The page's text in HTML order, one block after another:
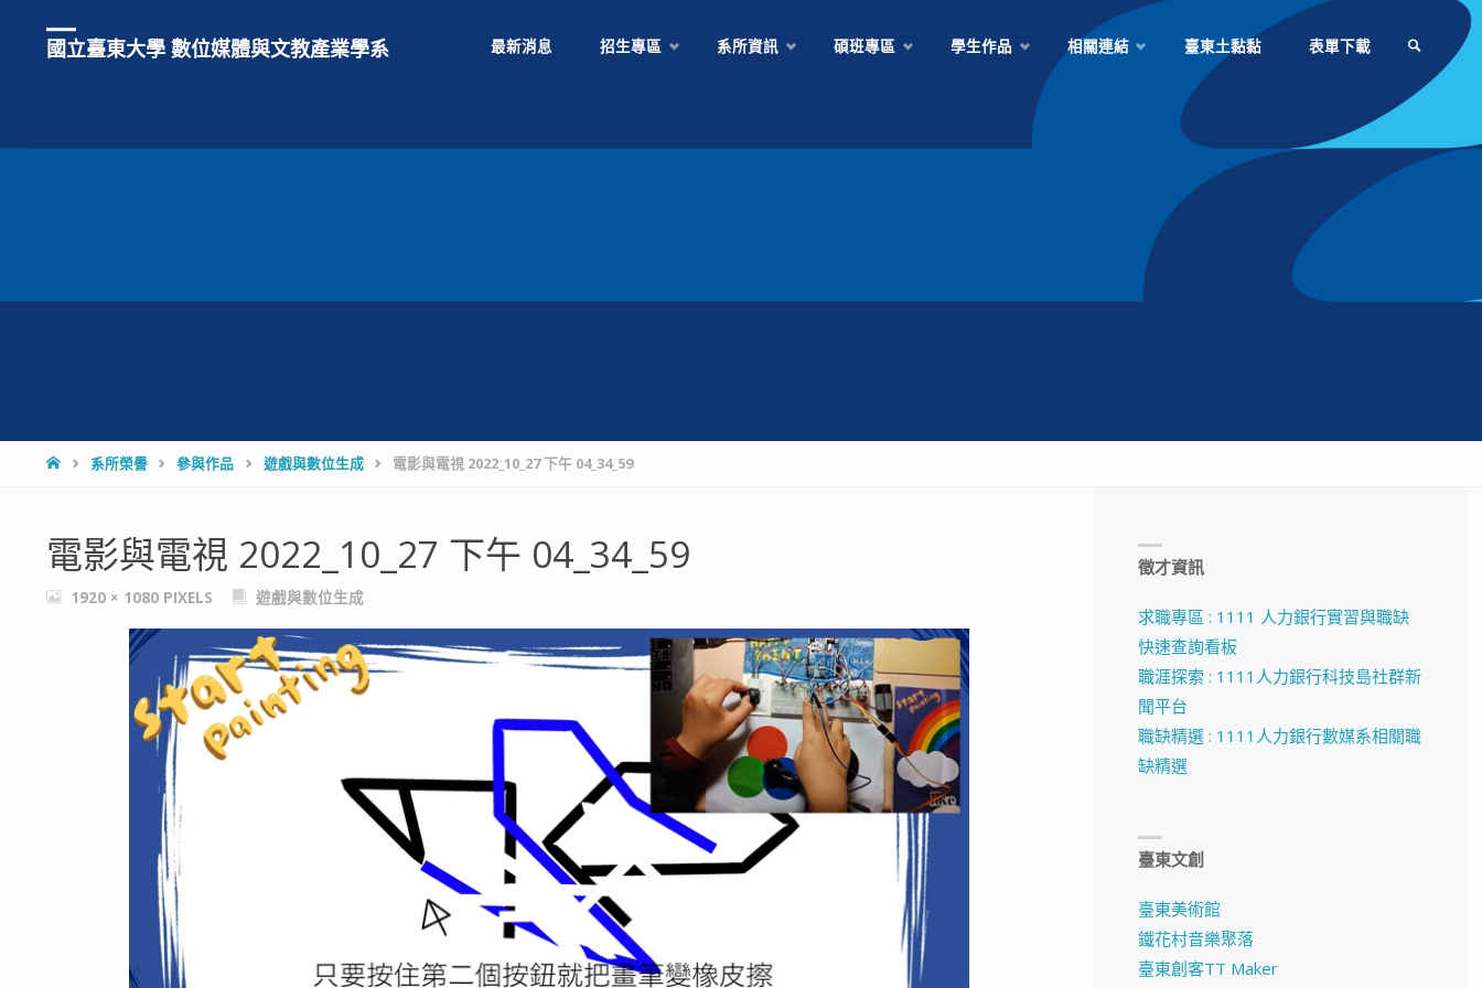
國立臺東大學 數位媒體與文教產業學系 最新消息 招生專區 系所資訊 碩班專區 學生作品 相關連結 臺東土黏黏 表單下載
HOME系所榮譽 參與作品 遊戲與數位生成 電影與電視 2022_10_27 下午 04_34_59
電影與電視 2022_10_27 下午 04_34_59
FULL1920 × 1080 PIXELS 遊戲與數位生成
徵才資訊
求職專區 : 1111 人力銀行實習與職缺
快速查詢看板
職涯探索 : 1111人力銀行科技島社群新
聞平台
職缺精選 : 1111人力銀行數媒系相關職
缺精選
臺東文創
臺東美術館
鐵花村音樂聚落
臺東創客TT Maker